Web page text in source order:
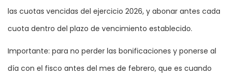
las cuotas vencidas del ejercicio 2026, y abonar antes cada
cuota dentro del plazo de vencimiento establecido.
Importante: para no perder las bonificaciones y ponerse al
día con el fisco antes del mes de febrero, que es cuando